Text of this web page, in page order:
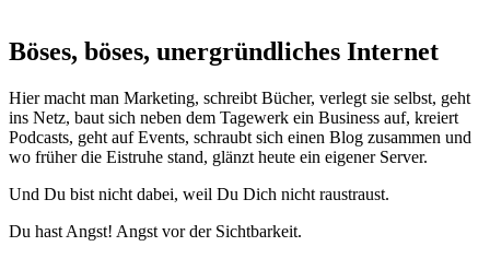
Böses, böses, unergründliches Internet
Hier macht man Marketing, schreibt Bücher, verlegt sie selbst, geht
ins Netz, baut sich neben dem Tagewerk ein Business auf, kreiert
Podcasts, geht auf Events, schraubt sich einen Blog zusammen und
wo früher die Eistruhe stand, glänzt heute ein eigener Server.
Und Du bist nicht dabei, weil Du Dich nicht raustraust.
Du hast Angst! Angst vor der Sichtbarkeit.